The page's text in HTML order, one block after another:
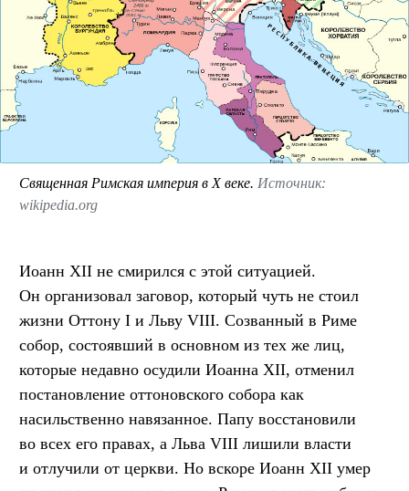
Священная Римская империя в X веке. Источник:
wikipedia.org
Иоанн XII не смирился с этой ситуацией.
Он организовал заговор, который чуть не стоил
жизни Оттону I и Льву VIII. Созванный в Риме
собор, состоявший в основном из тех же лиц,
которые недавно осудили Иоанна XII, отменил
постановление оттоновского собора как
насильственно навязанное. Папу восстановили
во всех его правах, а Льва VIII лишили власти
и отлучили от церкви. Но вскоре Иоанн XII умер